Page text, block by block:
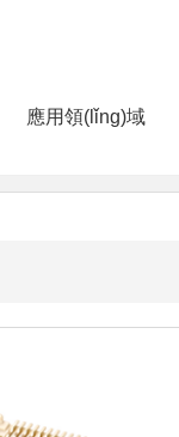
應用領(lǐng)域